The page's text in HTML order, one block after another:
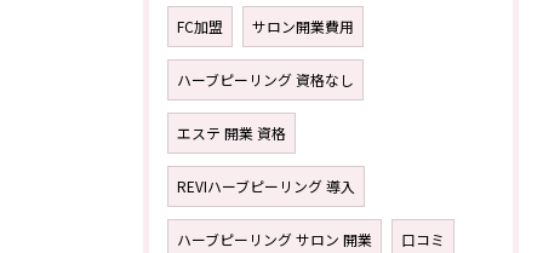
FC加盟 サロン開業費用
ハーブピーリング 資格なし
エステ 開業 資格
REVIハーブピーリング 導入
ハーブピーリング サロン 開業 口コミ